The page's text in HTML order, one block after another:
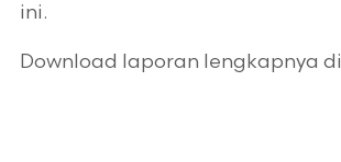
ini.
Download laporan lengkapnya di